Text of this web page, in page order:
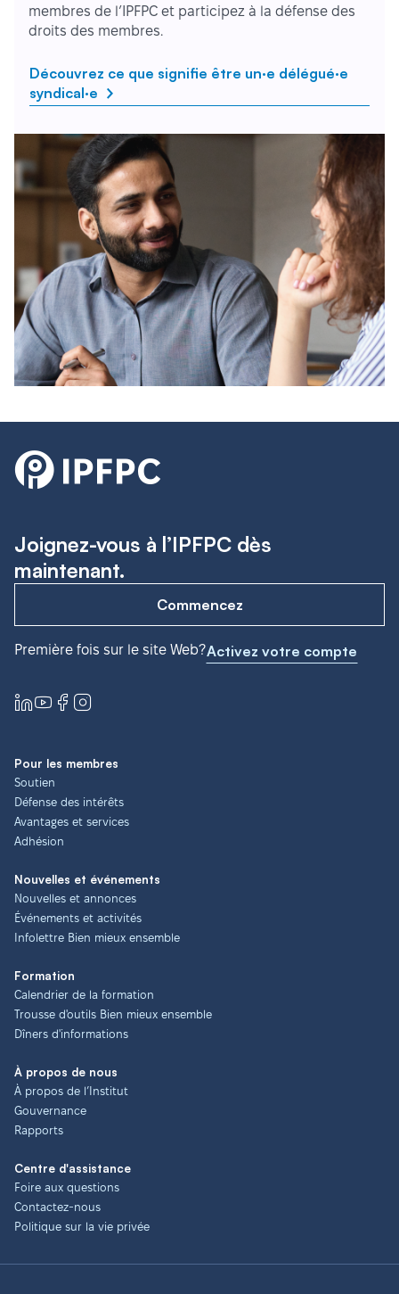
membres de l’IPFPC et participez à la défense des
droits des membres.
Découvrez ce que signifie être un·e délégué·e
syndical·e
Joignez-vous à l’IPFPC dès
maintenant.
Commencez
Première fois sur le site Web?Activez votre compte
Pour les membres
Soutien
Défense des intérêts
Avantages et services
Adhésion
Nouvelles et événements
Nouvelles et annonces
Événements et activités
Infolettre Bien mieux ensemble
Formation
Calendrier de la formation
Trousse d'outils Bien mieux ensemble
Dîners d'informations
À propos de nous
À propos de l’Institut
Gouvernance
Rapports
Centre d'assistance
Foire aux questions
Contactez-nous
Politique sur la vie privée